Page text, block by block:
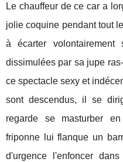
Le chauffeur de ce car a
jolie coquine pendant tout
à écarter
dissimulées par sa jupe
ce spectacle sexy et
sont descendus, il se
regarde se masturber
friponne lui flanque un
d'urgence l'enfoncer